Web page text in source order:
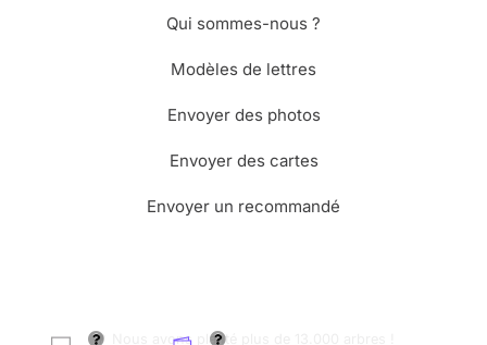
Qui sommes-nous ?
Modèles de lettres
Envoyer des photos
Envoyer des cartes
Envoyer un recommandé
🌳 Nous avons planté plus de 13.000 arbres !